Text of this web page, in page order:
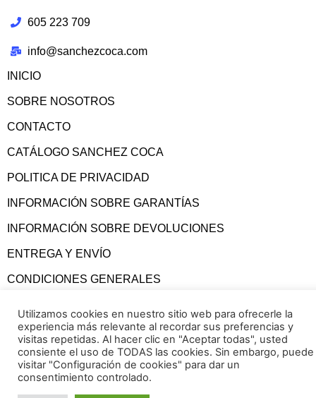
605 223 709
info@sanchezcoca.com
INICIO
SOBRE NOSOTROS
CONTACTO
CATÁLOGO SANCHEZ COCA
POLITICA DE PRIVACIDAD
INFORMACIÓN SOBRE GARANTÍAS
INFORMACIÓN SOBRE DEVOLUCIONES
ENTREGA Y ENVÍO
CONDICIONES GENERALES
Utilizamos cookies en nuestro sitio web para ofrecerle la
experiencia más relevante al recordar sus preferencias y
visitas repetidas. Al hacer clic en "Aceptar todas", usted
consiente el uso de TODAS las cookies. Sin embargo, puede
visitar "Configuración de cookies" para dar un
consentimiento controlado.